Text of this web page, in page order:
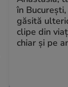
în
găsită
clipe din
chiar și pe